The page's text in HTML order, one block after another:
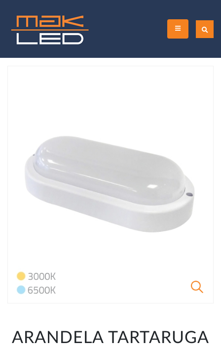
ARANDELA TARTARUGA